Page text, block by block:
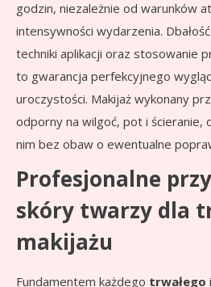
godzin, niezależnie od warunków
intensywności wydarzenia.
techniki aplikacji oraz stosowanie
to gwarancja perfekcyjnego
uroczystości. Makijaż wykonany
odporny na wilgoć, pot i ścieranie,
nim bez obaw o ewentualne
Profesjonalne
skóry twarzy dla
makijażu
Fundamentem każdego trwałego